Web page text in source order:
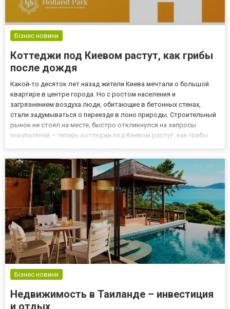
Бізнес новини
Коттеджи под Киевом растут, как грибы
после дождя
Какой-то десяток лет назад жители Киева мечтали о большой
квартире в центре города. Но с ростом населения и
загрязнением воздуха люди, обитающие в бетонных стенах,
стали задумываться о переезде в лоно природы. Строительный
рынок не стоял на месте, быстро откликнулся на запросы
покупателей – теперь коттеджи под Киевом растут, как грибы
интерес к...
Бізнес новини
Недвижимость в Таиланде – инвестиция